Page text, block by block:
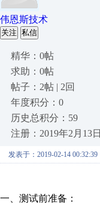
伟恩斯技术
关注 私信
精华：0帖
求助：0帖
帖子：2帖 | 2回
年度积分：0
历史总积分：59
注册：2019年2月13日
发表于：2019-02-14 00:32:39
一 测试前准备：